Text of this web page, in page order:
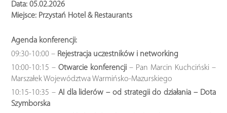
Data: 05.02.2026
Miejsce: Przystań Hotel & Restaurants
Agenda konferencji:
09:30-10:00 – Rejestracja uczestników i networking
10:00-10:15 –Otwarcie konferencji– Pan Marcin Kuchciński –
Marszałek Województwa Warmińsko-Mazurskiego
10:15-10:35 – AI dla liderów – od strategii do działania – Dota
Szymborska